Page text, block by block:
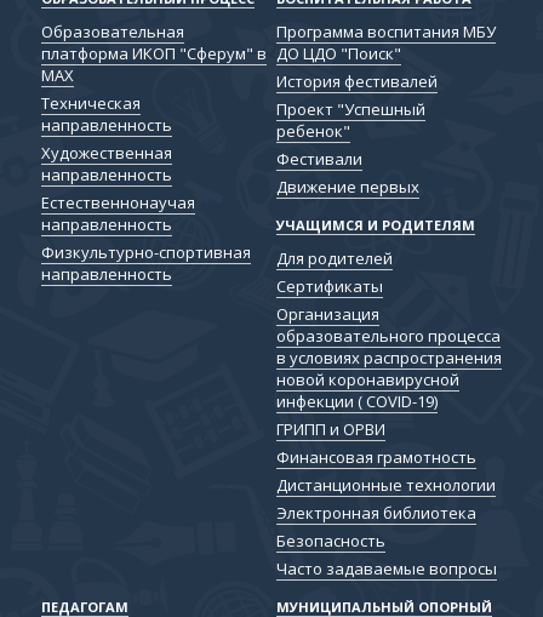
Образовательная
платформа ИКОП "Сферум" в
МАХ
Техническая
направленность
Художественная
направленность
Естественнонаучая
направленность
Физкультурно-спортивная
направленность
Программа воспитания МБУ
ДО ЦДО "Поиск"
История фестивалей
Проект "Успешный
ребенок"
Фестивали
Движение первых
УЧАЩИМСЯ И РОДИТЕЛЯМ
Для родителей
Сертификаты
Организация
образовательного процесса
в условиях распространения
новой коронавирусной
инфекции ( COVID-19)
ГРИПП и ОРВИ
Финансовая грамотность
Дистанционные технологии
Электронная библиотека
Безопасность
Часто задаваемые вопросы
ПЕДАГОГАМ
МУНИЦИПАЛЬНЫЙ ОПОРНЫЙ